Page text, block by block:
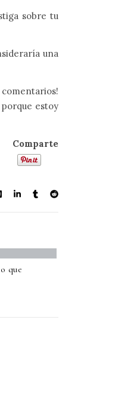
sobre tu
una
estoy
Comparte
que